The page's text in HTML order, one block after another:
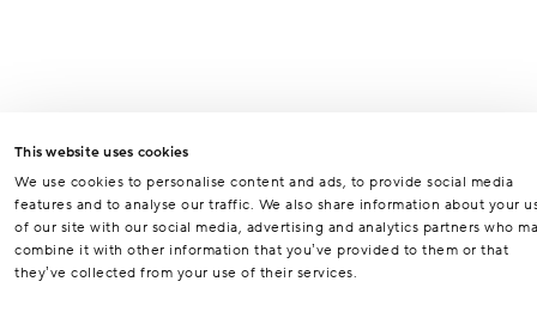
This website uses cookies
We use cookies to personalise content and ads, to provide social media
features and to analyse our traffic. We also share information about your
of our site with our social media, advertising and analytics partners who
combine it with other information that you’ve provided to them or that
they’ve collected from your use of their services.